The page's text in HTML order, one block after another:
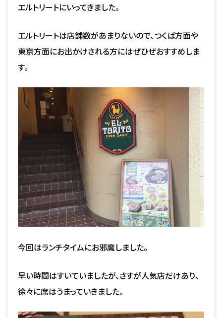
エルトリートにいってきました。
エルトリートは店舗数があまりないので、つくば方面や
東京方面にお出かけされる方にはぜひぜおすすめしま
す。
今回はランチタイムにお邪魔しました。
早い時間はすいていましたが、さすが人気店だけあり、
徐々に席はうまっていきました。